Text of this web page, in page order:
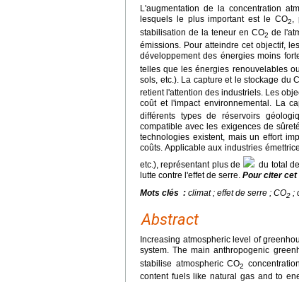
L'augmentation de la concentration
lesquels le plus important est le CO2,
stabilisation de la teneur en CO2 de
émissions. Pour atteindre cet objectif,
développement des énergies moins
telles que les énergies renouvelables
sols, etc.). La capture et le stockage du
retient l'attention des industriels. Les
coût et l'impact environnemental. La
différents types de réservoirs
compatible avec les exigences de
technologies existent, mais un effort
coûts. Applicable aux industries
etc.), représentant plus de
du total
lutte contre l'effet de serre. Pour citer cet
Mots clés : climat ; effet de serre ; CO2 ;
Abstract
Increasing atmospheric level of
system. The main anthropogenic
stabilise atmospheric CO2
content fuels like natural gas and to